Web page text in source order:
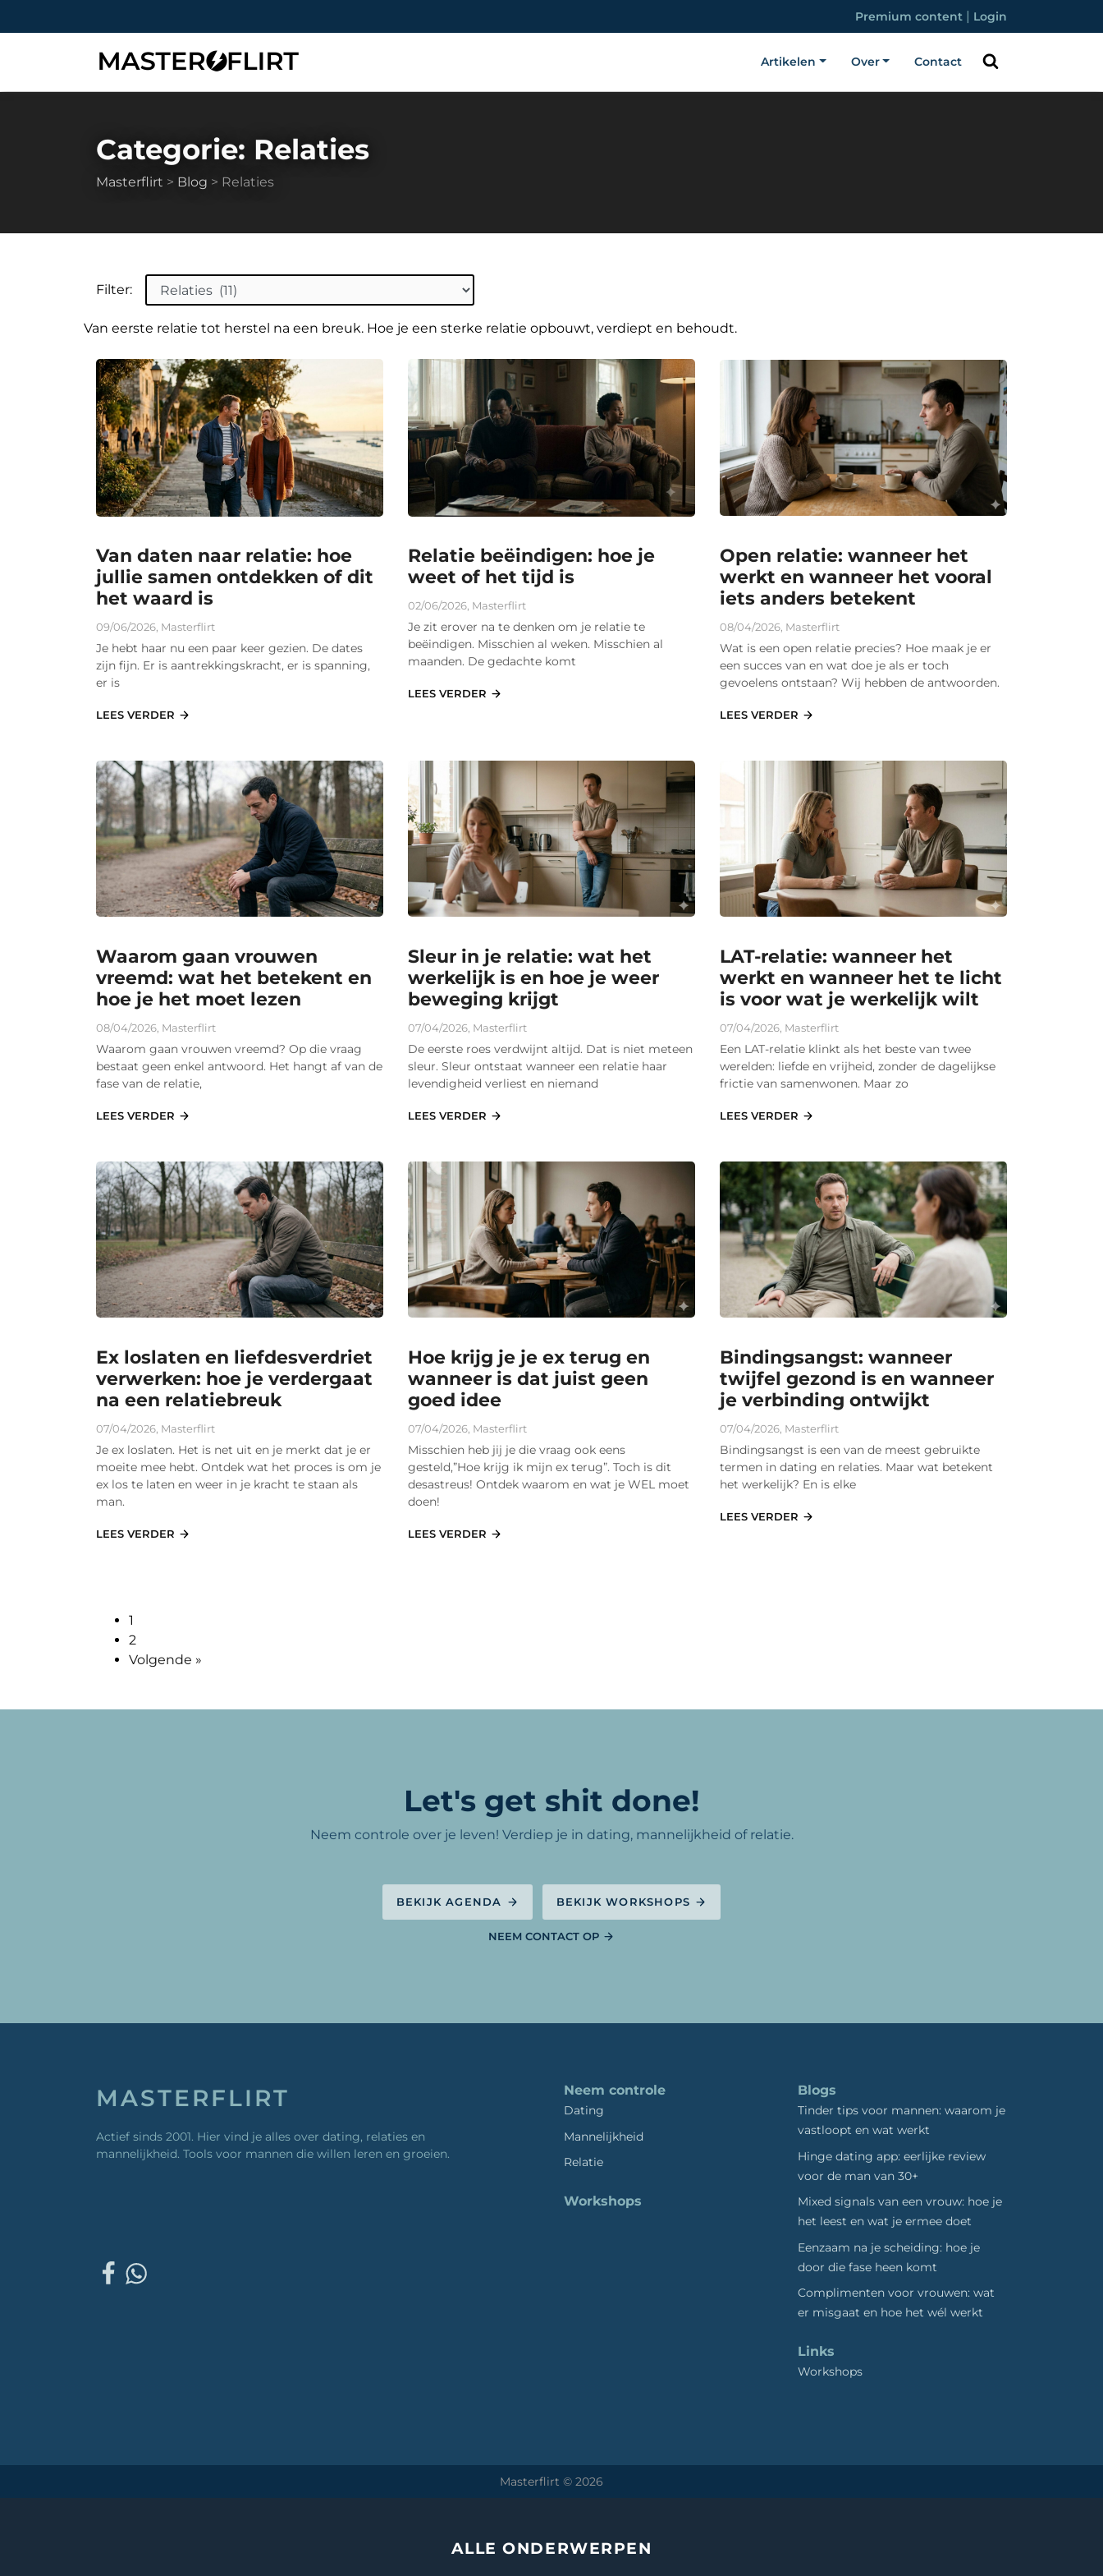
Premium content | Login
Artikelen Over Contact
Categorie: Relaties
Masterflirt > Blog > Relaties
Filter:
Van eerste relatie tot herstel na een breuk. Hoe je een sterke relatie opbouwt, verdiept en behoudt.
Van daten naar relatie: hoe
jullie samen ontdekken of dit
het waard is
09/06/2026, Masterflirt
Je hebt haar nu een paar keer gezien. De dates
zijn fijn. Er is aantrekkingskracht, er is spanning,
er is
LEES VERDER
Relatie beëindigen: hoe je
weet of het tijd is
02/06/2026, Masterflirt
Je zit erover na te denken om je relatie te
beëindigen. Misschien al weken. Misschien al
maanden. De gedachte komt
LEES VERDER
Open relatie: wanneer het
werkt en wanneer het vooral
iets anders betekent
08/04/2026, Masterflirt
Wat is een open relatie precies? Hoe maak je er
een succes van en wat doe je als er toch
gevoelens ontstaan? Wij hebben de antwoorden.
LEES VERDER
Waarom gaan vrouwen
vreemd: wat het betekent en
hoe je het moet lezen
08/04/2026, Masterflirt
Waarom gaan vrouwen vreemd? Op die vraag
bestaat geen enkel antwoord. Het hangt af van de
fase van de relatie,
LEES VERDER
Sleur in je relatie: wat het
werkelijk is en hoe je weer
beweging krijgt
07/04/2026, Masterflirt
De eerste roes verdwijnt altijd. Dat is niet meteen
sleur. Sleur ontstaat wanneer een relatie haar
levendigheid verliest en niemand
LEES VERDER
LAT-relatie: wanneer het
werkt en wanneer het te licht
is voor wat je werkelijk wilt
07/04/2026, Masterflirt
Een LAT-relatie klinkt als het beste van twee
werelden: liefde en vrijheid, zonder de dagelijkse
frictie van samenwonen. Maar zo
LEES VERDER
Ex loslaten en liefdesverdriet
verwerken: hoe je verdergaat
na een relatiebreuk
07/04/2026, Masterflirt
Je ex loslaten. Het is net uit en je merkt dat je er
moeite mee hebt. Ontdek wat het proces is om je
ex los te laten en weer in je kracht te staan als
man.
LEES VERDER
Hoe krijg je je ex terug en
wanneer is dat juist geen
goed idee
07/04/2026, Masterflirt
Misschien heb jij je die vraag ook eens
gesteld,”Hoe krijg ik mijn ex terug”. Toch is dit
desastreus! Ontdek waarom en wat je WEL moet
doen!
LEES VERDER
Bindingsangst: wanneer
twijfel gezond is en wanneer
je verbinding ontwijkt
07/04/2026, Masterflirt
Bindingsangst is een van de meest gebruikte
termen in dating en relaties. Maar wat betekent
het werkelijk? En is elke
LEES VERDER
1
2
Volgende »
Let's get shit done!
Neem controle over je leven! Verdiep je in dating, mannelijkheid of relatie.
BEKIJK AGENDA BEKIJK WORKSHOPS
NEEM CONTACT OP
MASTERFLIRT
Actief sinds 2001. Hier vind je alles over dating, relaties en
mannelijkheid. Tools voor mannen die willen leren en groeien.
Neem controle
Dating
Mannelijkheid
Relatie
Workshops
Blogs
Tinder tips voor mannen: waarom je
vastloopt en wat werkt
Hinge dating app: eerlijke review
voor de man van 30+
Mixed signals van een vrouw: hoe je
het leest en wat je ermee doet
Eenzaam na je scheiding: hoe je
door die fase heen komt
Complimenten voor vrouwen: wat
er misgaat en hoe het wél werkt
Links
Workshops
Masterflirt © 2026
ALLE ONDERWERPEN